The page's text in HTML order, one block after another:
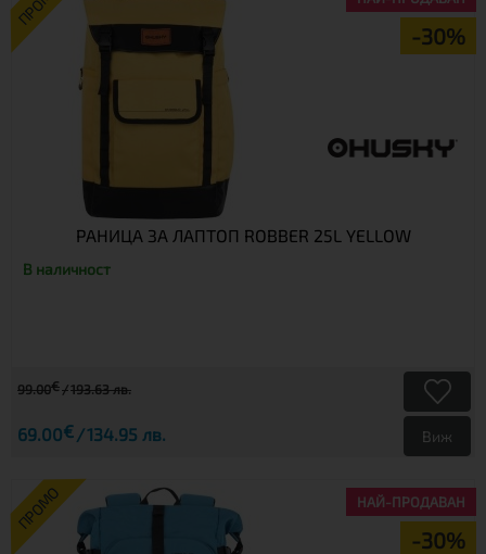
-30%
РАНИЦА ЗА ЛАПТОП ROBBER 25L YELLOW
В наличност
99.00€ 193.63 лв.
69.00€ 134.95 лв. Виж
ПРОМО
-30%
НАЙ-ПРОДАВАН